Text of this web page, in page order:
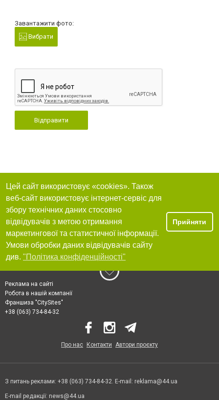
Завантажити фото:
Вибрати
Відправити
Цей сайт використовує «cookies». Також
веб-сайт використовує інтернет-сервіс для
збору технічних даних стосовно
відвідувачів з метою отримання
маркетингової та статистичної інформації.
Умови обробки даних відвідувачів сайту
див. "Політика конфіденційності"
Прийняти
Реклама на сайті
Робота в нашій компанії
Франшиза "CitySites"
+38 (063) 734-84-32
Про нас Контакти Автори проєкту
З питань реклами: +38 (063) 734-84-32. E-mail: reklama@44.ua
E-mail редакції: news@44.ua